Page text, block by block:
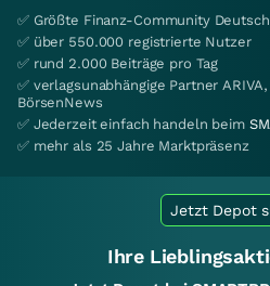
✅ Größte Finanz-Community
✅ über 550.000 registrierte Nutzer
✅ rund 2.000 Beiträge pro Tag
✅ verlagsunabhängige Partner
BörsenNews
✅ Jederzeit einfach handeln beim
✅ mehr als 25 Jahre Marktpräsenz
Jetzt Depot
Ihre